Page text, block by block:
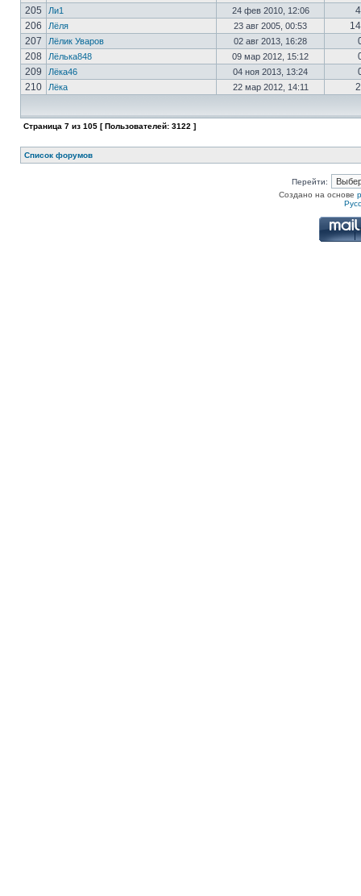
205
Ли1 24 фев 2010, 12:06
206
Лёля 23 авг 2005, 00:53
207
Лёлик Уваров 02 авг 2013, 16:28
208
Лёлька848 09 мар 2012, 15:12
209
Лёка46 04 ноя 2013, 13:24
210
Лёка 22 мар 2012, 14:11
Страница 7 из 105 [ Пользователей: 3122 ]
Список форумов
Перейти:
Создано на основе